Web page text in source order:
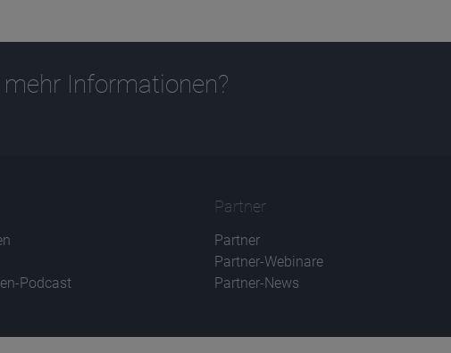
Informationen?
Podcast
Partner
Partner
Partner-Webinare
Partner-News